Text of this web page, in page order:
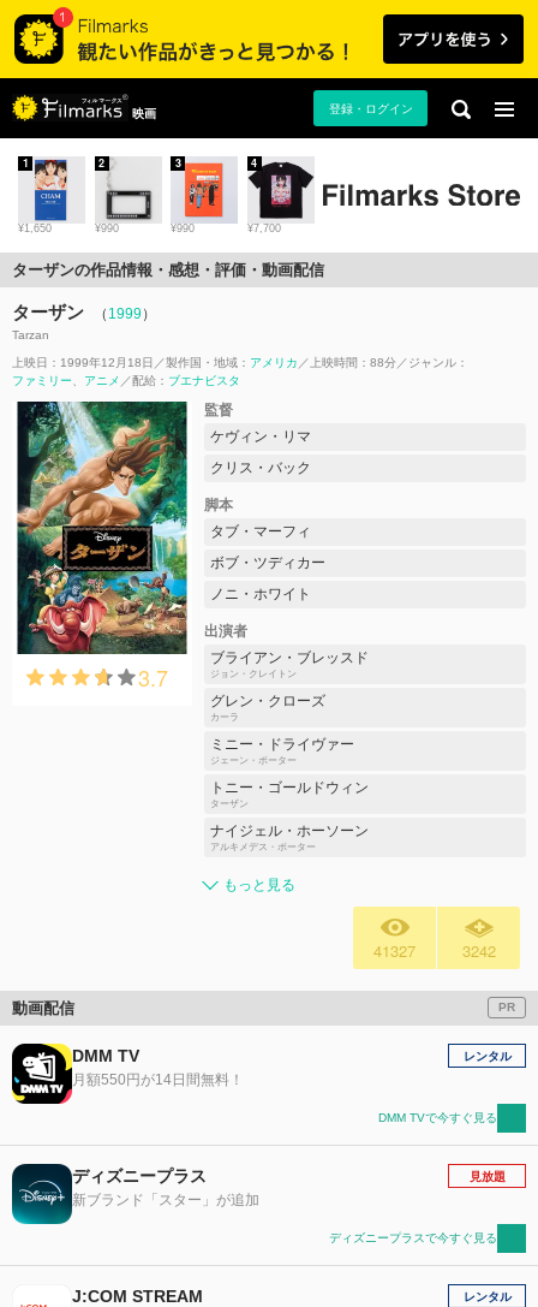
映画 登録・ログイン
¥1,650
1
¥990
2
¥990
3
¥7,700
4
ターザンの作品情報・感想・評価・動画配信
ターザン （ 1999）
Tarzan
上映日：1999年12月18日 製作国・地域： アメリカ 上映時間：88分
ジャンル：
ファミリー
アニメ 配給： ブエナビスタ
3.7
監督
ケヴィン・リマ
クリス・バック
脚本
タブ・マーフィ
ボブ・ツディカー
ノニ・ホワイト
出演者
ブライアン・ブレッスド
ジョン・クレイトン
グレン・クローズ
カーラ
ミニー・ドライヴァー
ジェーン・ポーター
トニー・ゴールドウィン
ターザン
ナイジェル・ホーソーン
アルキメデス・ポーター
もっと見る
41327 3242
動画配信 PR
DMM TV
月額550円が14日間無料！
レンタル
DMM TVで今すぐ見る
ディズニープラス
新ブランド「スター」が追加
見放題
ディズニープラスで今すぐ見る
J:COM STREAM
レンタル